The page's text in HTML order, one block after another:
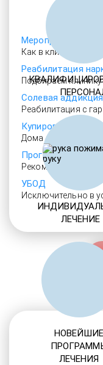
Мероприятия
Как в клинике, так
Реабилитация
Подбираем
Солевая аддикция
Реабилитация с
Купирование
Дома или в
Программы
Рекомендовано
УБОД
Исключительно в
ЛЕЧЕНИЕ
НОВЕЙШИЕ
ЛЕЧЕНИЯ